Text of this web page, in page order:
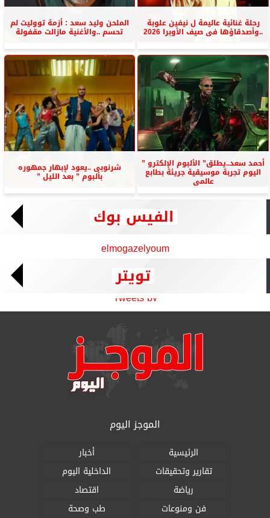
رحلة غنائية عاليمة ل نيفين علوبة
..وأصدقاؤها فى صيف الأوبرا 2026
الملحن وليد سعد : أزمة تووليت لم
تحسم ..والأغنية مازالت مقفولة
أحمد سعد..يطلق” الألبوم الإلكترو ”
اليوم تجربة موسيقية جريئة بطابع
عالمى
شرنوبى ..يعود لإبهار جمهوره
بألبوم ” بعد الليل ”
الفيس بوك
elmogazelyoum
تويتر
Tweets by
الموجز اليوم
الرئيسية
أخبار
تقارير وتحقيقات
الداخلية اليوم
رياضة
اقتصاد
فن ومنوعات
طب وصحة